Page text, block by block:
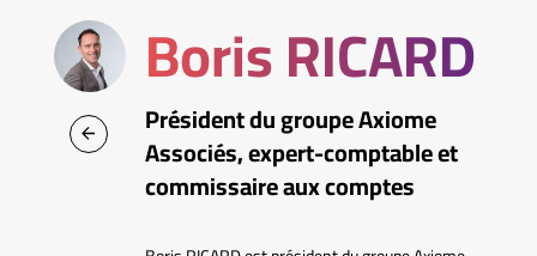
Boris RICARD
Président du groupe Axiome
Associés, expert-comptable et
commissaire aux comptes